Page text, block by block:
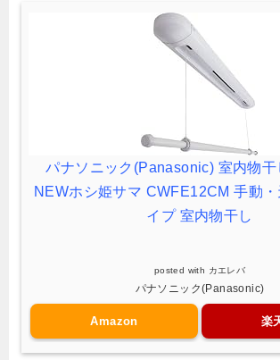
パナソニック(Panasonic) 室内物干
NEWホシ姫サマ CWFE12CM 手動・
イプ 室内物干し
posted with カエレバ
パナソニック(Panasonic)
Amazon 楽